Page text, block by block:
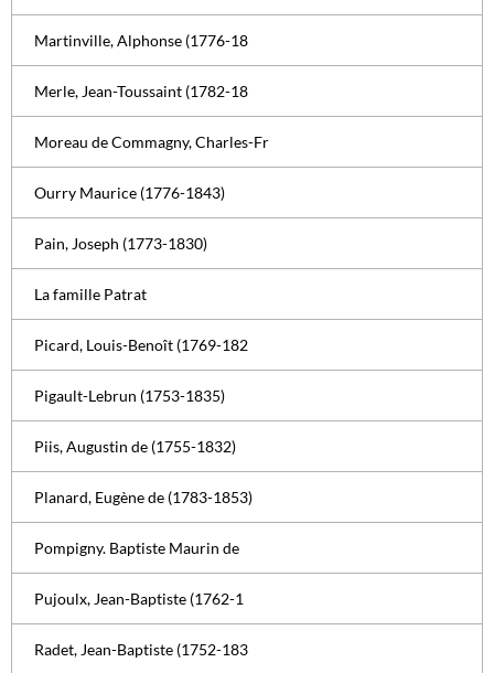
Martinville, Alphonse (1776-18
Merle, Jean-Toussaint (1782-18
Moreau de Commagny, Charles-Fr
Ourry Maurice (1776-1843)
Pain, Joseph (1773-1830)
La famille Patrat
Picard, Louis-Benoît (1769-182
Pigault-Lebrun (1753-1835)
Piis, Augustin de (1755-1832)
Planard, Eugène de (1783-1853)
Pompigny. Baptiste Maurin de
Pujoulx, Jean-Baptiste (1762-1
Radet, Jean-Baptiste (1752-183